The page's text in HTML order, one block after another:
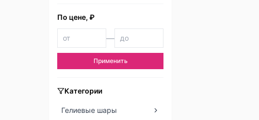
По цене, ₽
—
Применить
Категории
Гелиевые шары